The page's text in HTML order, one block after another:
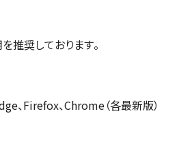
推奨しております。
、Firefox、Chrome（各最新版）